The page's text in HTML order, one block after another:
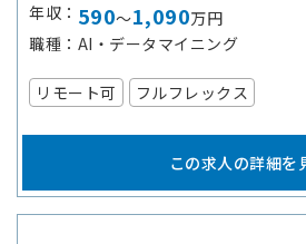
年収
590～1,090万円
職種
AI・データマイニング
リモート可 フルフレックス
この求人の詳細を